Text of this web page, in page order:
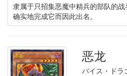
隶属于只招集恶魔中精兵的部队的
确实地完成它而因此出名。
恶龙
バイス・ドラ